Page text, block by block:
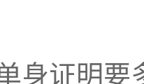
身证明要